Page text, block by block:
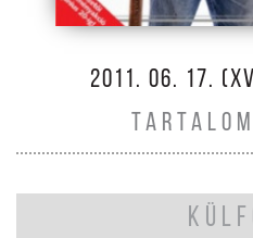
2011. 06. 17.